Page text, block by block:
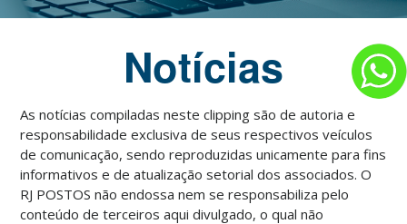
Notícias
As notícias compiladas neste clipping são de autoria e
responsabilidade exclusiva de seus respectivos veículos
de comunicação, sendo reproduzidas unicamente para fins
informativos e de atualização setorial dos associados. O
RJ POSTOS não endossa nem se responsabiliza pelo
conteúdo de terceiros aqui divulgado, o qual não